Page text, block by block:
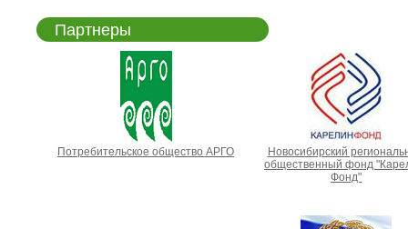
Партнеры
Потребительское общество АРГО
Новосибирский
общественный фонд
Фонд"